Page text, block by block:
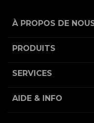
À PROPOS DE
PRODUITS
SERVICES
AIDE & INFO